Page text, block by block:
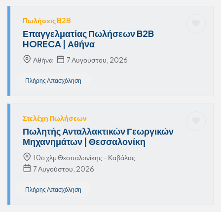
Πωλήσεις B2B
Επαγγελματίας Πωλήσεων B2B
HORECA | Αθήνα
Αθήνα 7 Αυγούστου, 2026
Πλήρης Απασχόληση
Στελέχη Πωλήσεων
Πωλητής Ανταλλακτικών Γεωργικών
Μηχανημάτων | Θεσσαλονίκη
10ο χλμ Θεσσαλονίκης – Καβάλας
7 Αυγούστου, 2026
Πλήρης Απασχόληση